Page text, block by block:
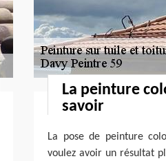
La peinture
savoir
La pose de peinture
voulez avoir un résultat